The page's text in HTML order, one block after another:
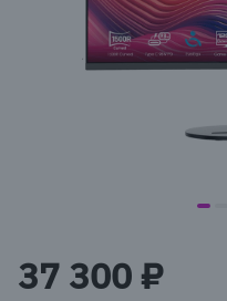
item
of
6
37 300 ₽